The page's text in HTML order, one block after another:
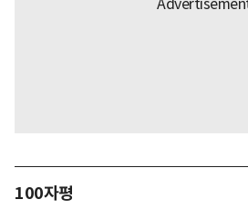
100자평